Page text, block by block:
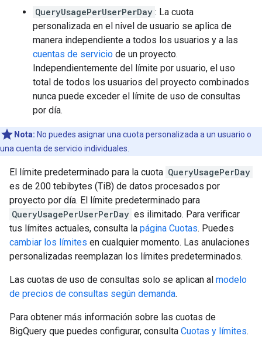
QueryUsagePerUserPerDay : La cuota
personalizada en el nivel de usuario se aplica de
manera independiente a todos los usuarios y a las
cuentas de servicio de un proyecto.
Independientemente del límite por usuario, el uso
total de todos los usuarios del proyecto combinados
nunca puede exceder el límite de uso de consultas
por día.
Nota: No puedes asignar una cuota personalizada a un usuario o
una cuenta de servicio individuales.
El límite predeterminado para la cuota QueryUsagePerDay
es de 200 tebibytes (TiB) de datos procesados por
proyecto por día. El límite predeterminado para
QueryUsagePerUserPerDay es ilimitado. Para verificar
tus límites actuales, consulta la página Cuotas. Puedes
cambiar los límites en cualquier momento. Las anulaciones
personalizadas reemplazan los límites predeterminados.
Las cuotas de uso de consultas solo se aplican al modelo
de precios de consultas según demanda.
Para obtener más información sobre las cuotas de
BigQuery que puedes configurar, consulta Cuotas y límites.